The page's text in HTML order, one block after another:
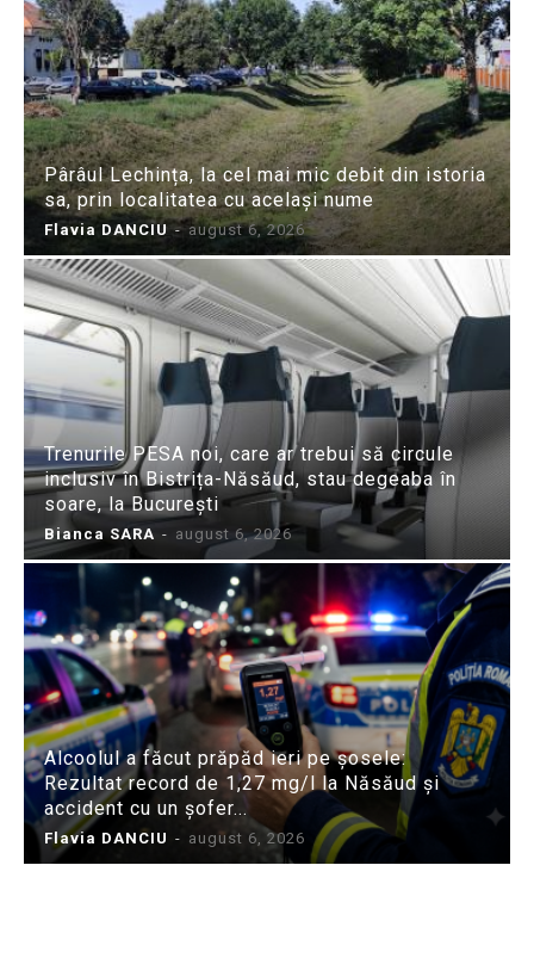
Pârâul Lechința, la cel mai mic debit din istoria
sa, prin localitatea cu același nume
Flavia DANCIU - august 6, 2026
Trenurile PESA noi, care ar trebui să circule
inclusiv în Bistrița-Năsăud, stau degeaba în
soare, la București
Bianca SARA - august 6, 2026
Alcoolul a făcut prăpăd ieri pe șosele:
Rezultat record de 1,27 mg/l la Năsăud și
accident cu un șofer...
Flavia DANCIU - august 6, 2026